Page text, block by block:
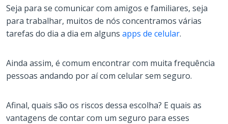
Seja para se comunicar com amigos e familiares, seja
para trabalhar, muitos de nós concentramos várias
tarefas do dia a dia em alguns apps de celular.
Ainda assim, é comum encontrar com muita frequência
pessoas andando por aí com celular sem seguro.
Afinal, quais são os riscos dessa escolha? E quais as
vantagens de contar com um seguro para esses